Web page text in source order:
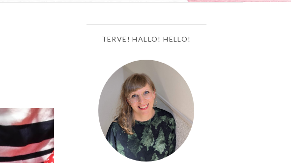
TERVE! HALLO! HELLO!